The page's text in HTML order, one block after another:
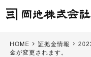
HOME 証拠金情報
金が変更されます。